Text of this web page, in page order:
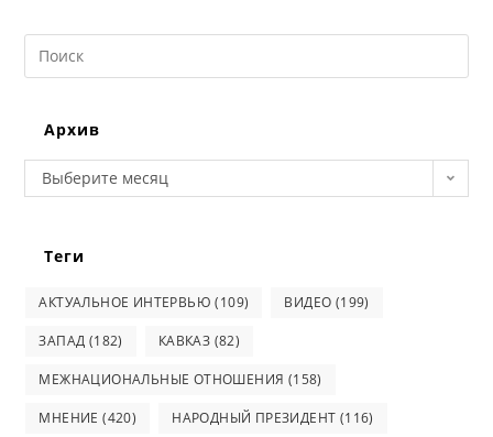
Search
this
Архив
Архив
Выберите месяц
Теги
АКТУАЛЬНОЕ ИНТЕРВЬЮ (109) ВИДЕО (199)
ЗАПАД (182) КАВКАЗ (82)
МЕЖНАЦИОНАЛЬНЫЕ ОТНОШЕНИЯ (158)
МНЕНИЕ (420) НАРОДНЫЙ ПРЕЗИДЕНТ (116)